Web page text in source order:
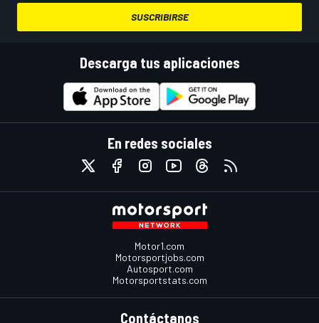
SUSCRIBIRSE
Descarga tus aplicaciones
En redes sociales
Motor1.com
Motorsportjobs.com
Autosport.com
Motorsportstats.com
Contáctanos